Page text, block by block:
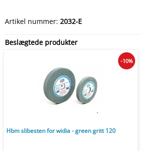
Artikel nummer: 2032-E
Beslægtede produkter
Hbm slibesten for widia - green gritt 120
-10%